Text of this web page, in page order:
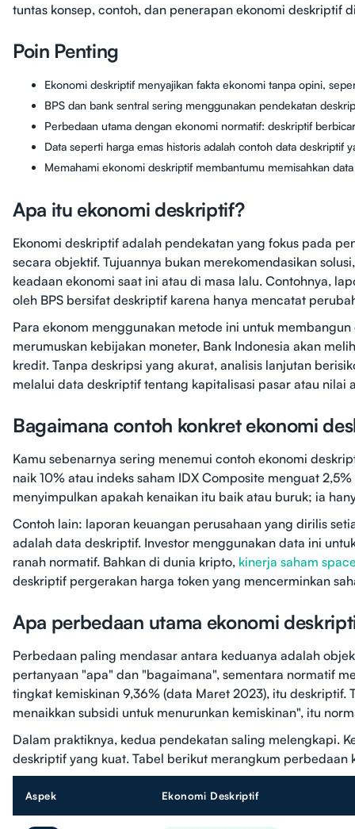
tuntas konsep, contoh, dan penerapan ekonomi deskriptif
Poin Penting
Ekonomi deskriptif menyajikan fakta ekonomi tanpa opini,
BPS dan bank sentral sering menggunakan pendekatan
Perbedaan utama dengan ekonomi normatif: deskriptif
Data seperti harga emas historis adalah contoh data deskriptif
Memahami ekonomi deskriptif membantumu memisahkan
Apa itu ekonomi deskriptif?
Ekonomi deskriptif adalah pendekatan yang fokus pada
secara objektif. Tujuannya bukan merekomendasikan
keadaan ekonomi saat ini atau di masa lalu. Contohnya,
oleh BPS bersifat deskriptif karena hanya mencatat
Para ekonom menggunakan metode ini untuk
merumuskan kebijakan moneter, Bank Indonesia akan
kredit. Tanpa deskripsi yang akurat, analisis lanjutan
melalui data deskriptif tentang kapitalisasi pasar atau nilai
Bagaimana contoh konkret ekonomi
Kamu sebenarnya sering menemui contoh ekonomi
naik 10% atau indeks saham IDX Composite menguat
menyimpulkan apakah kenaikan itu baik atau buruk; ia
Contoh lain: laporan keuangan perusahaan yang dirilis
adalah data deskriptif. Investor menggunakan data ini
ranah normatif. Bahkan di dunia kripto, kinerja saham
deskriptif pergerakan harga token yang mencerminkan
Apa perbedaan utama ekonomi
Perbedaan paling mendasar antara keduanya adalah
pertanyaan "apa" dan "bagaimana", sementara normatif
tingkat kemiskinan 9,36% (data Maret 2023), itu
menaikkan subsidi untuk menurunkan kemiskinan", itu
Dalam praktiknya, kedua pendekatan saling melengkapi.
deskriptif yang kuat. Tabel berikut merangkum perbedaan
Aspek Ekonomi Deskriptif